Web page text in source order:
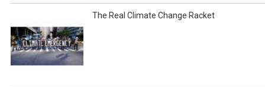
The Real Climate Change Racket